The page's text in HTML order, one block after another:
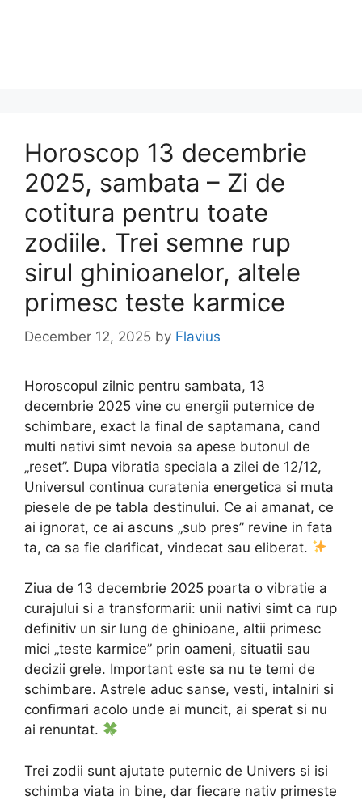
Horoscop 13 decembrie
2025, sambata – Zi de
cotitura pentru toate
zodiile. Trei semne rup
sirul ghinioanelor, altele
primesc teste karmice
December 12, 2025 by Flavius
Horoscopul zilnic pentru sambata, 13
decembrie 2025 vine cu energii puternice de
schimbare, exact la final de saptamana, cand
multi nativi simt nevoia sa apese butonul de
„reset”. Dupa vibratia speciala a zilei de 12/12,
Universul continua curatenia energetica si muta
piesele de pe tabla destinului. Ce ai amanat, ce
ai ignorat, ce ai ascuns „sub pres” revine in fata
ta, ca sa fie clarificat, vindecat sau eliberat.
Ziua de 13 decembrie 2025 poarta o vibratie a
curajului si a transformarii: unii nativi simt ca rup
definitiv un sir lung de ghinioane, altii primesc
mici „teste karmice” prin oameni, situatii sau
decizii grele. Important este sa nu te temi de
schimbare. Astrele aduc sanse, vesti, intalniri si
confirmari acolo unde ai muncit, ai sperat si nu
ai renuntat.
Trei zodii sunt ajutate puternic de Univers si isi
schimba viata in bine, dar fiecare nativ primeste